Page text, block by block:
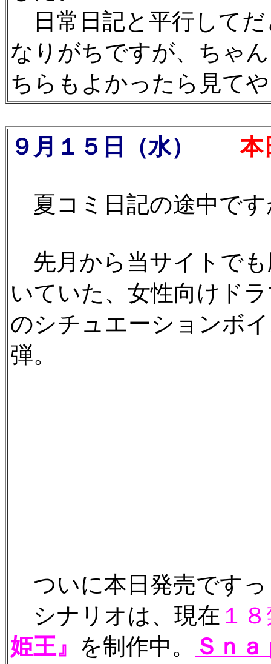
日常日記と平行して
なりがちですが、ちゃ
ちらもよかったら見て
９月１５日（水） 本日
夏コミ日記の途中です
先月から当サイトで
いていた、女性向けド
のシチュエーションボ
弾。
ついに本日発売ですっ
シナリオは、現在 １
姫王』 を制作中。
Ｓｎ